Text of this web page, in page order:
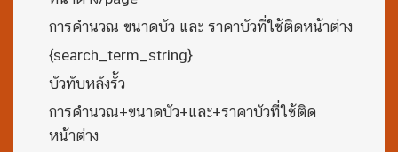
การคำนวณ ขนาดบัว และ ราคาบัวที่ใช้ติดหน้าต่าง
{search_term_string}
บัวทับหลังรั้ว
การคำนวณ+ขนาดบัว+และ+ราคาบัวที่ใช้ติด
หน้าต่าง